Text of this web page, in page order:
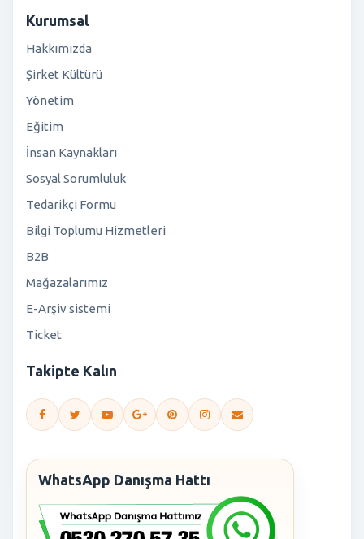
Kurumsal
Hakkımızda
Şirket Kültürü
Yönetim
Eğitim
İnsan Kaynakları
Sosyal Sorumluluk
Tedarikçi Formu
Bilgi Toplumu Hizmetleri
B2B
Mağazalarımız
E-Arşiv sistemi
Ticket
Takipte Kalın
WhatsApp Danışma Hattı